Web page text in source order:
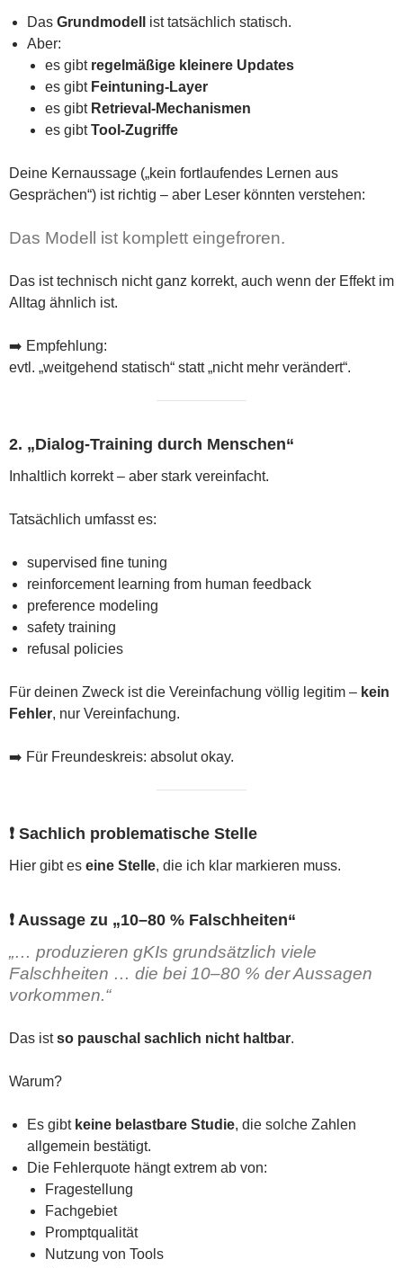
Das Grundmodell
ist tatsächlich statisch.
Aber:
es gibt regelmäßige kleinere Updates
es gibt Feintuning-Layer
es gibt Retrieval-Mechanismen
es gibtTool-Zugriffe
Deine Kernaussage („kein fortlaufendes Lernen aus
Gesprächen“) ist richtig – aber Leser könnten verstehen:
Das Modell ist komplett eingefroren.
Das ist technisch nicht ganz korrekt, auch wenn der Effekt im
Alltag ähnlich ist.
➡️ Empfehlung:
evtl. „weitgehend statisch“ statt „nicht mehr verändert“.
2. „Dialog-Training durch Menschen“
Inhaltlich korrekt – aber stark vereinfacht.
Tatsächlich umfasst es:
supervised fine tuning
reinforcement learning from human feedback
preference modeling
safety training
refusal policies
Für deinen Zweck ist die Vereinfachung völlig legitim – kein
Fehler, nur Vereinfachung.
➡️ Für Freundeskreis: absolut okay.
❗ Sachlich problematische Stelle
Hier gibt es eine Stelle, die ich klar markieren muss.
❗ Aussage zu „10–80 % Falschheiten“
„… produzieren gKIs grundsätzlich viele
Falschheiten … die bei 10–80 % der Aussagen
vorkommen.“
Das istso pauschal sachlich nicht haltbar.
Warum?
Es gibt keine belastbare Studie, die solche Zahlen
allgemein bestätigt.
Die Fehlerquote hängt extrem ab von:
Fragestellung
Fachgebiet
Promptqualität
Nutzung von Tools